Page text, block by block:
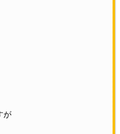
が